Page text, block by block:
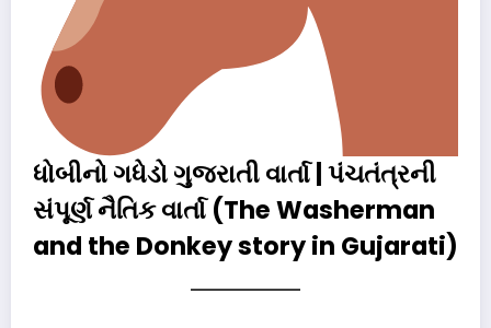
ધોબીનો ગધેડો ગુજરાતી વાર્તા | પંચતંત્રની
સંપૂર્ણ નૈતિક વાર્તા (The Washerman
and the Donkey story in Gujarati)